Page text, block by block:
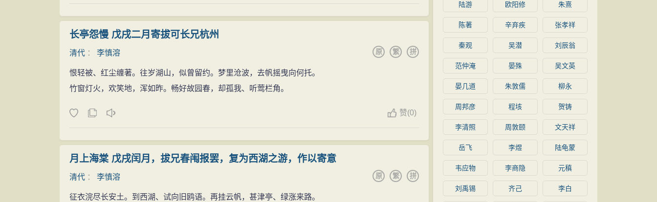
长亭怨慢 戊戌二月寄拔可长兄杭州
清代 ： 李慎溶 拼
繁
原
恨轻被、红尘缠著。往岁湖山，似曾留约。梦里沧波，去帆摇曳向何托。
竹窗灯火，欢笑地，浑如昨。畅好故园春，却孤我、听莺栏角。
赞(0)
月上海棠 戊戌闰月，拔兄春闱报罢，复为西湖之游，作以寄意
清代 ： 李慎溶 拼
繁
原
征衣浣尽长安土。到西湖、试向旧鸥语。再挂云帆，甚津亭、绿涨来路。
陆游 欧阳修 朱熹
陈著 辛弃疾 张孝祥
秦观 吴潜 刘辰翁
范仲淹 晏殊 吴文英
晏几道 朱敦儒 柳永
周邦彦 程垓 贺铸
李清照 周敦颐 文天祥
岳飞 李煜 陆龟蒙
韦应物 李商隐 元稹
刘禹锡 齐己 李白